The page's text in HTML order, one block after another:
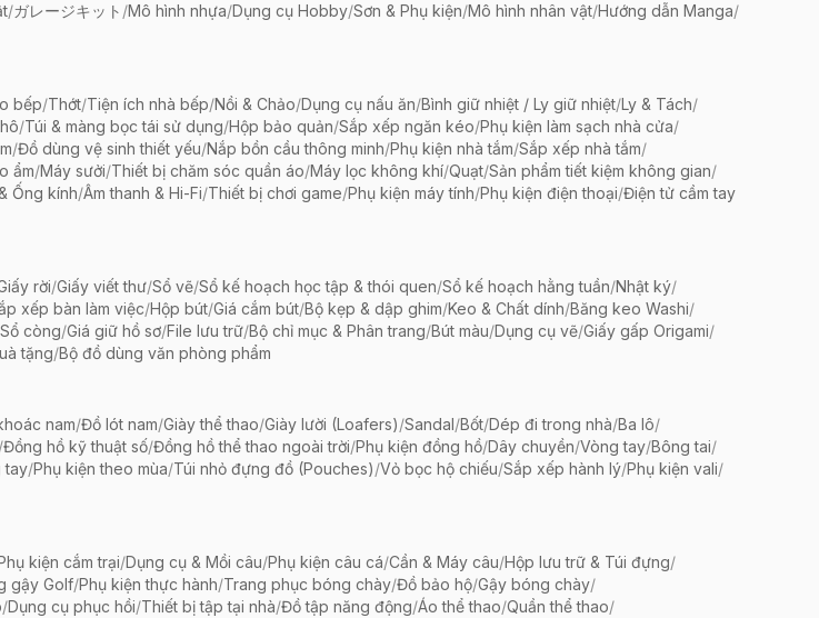
/ガレージキット /Mô hình nhựa/Dụng cụ Hobby/Sơn & Phụ kiện/Mô hình nhân vật/Hướng dẫn Manga/
bếp/Thớt/Tiện ích nhà bếp/Nồi & Chảo/Dụng cụ nấu ăn/Bình giữ nhiệt / Ly giữ nhiệt/Ly & Tách/
/Túi & màng bọc tái sử dụng/Hộp bảo quản/Sắp xếp ngăn kéo/Phụ kiện làm sạch nhà cửa/
/Đồ dùng vệ sinh thiết yếu/Nắp bồn cầu thông minh/Phụ kiện nhà tắm/Sắp xếp nhà tắm/
ẩm/Máy sưởi/Thiết bị chăm sóc quần áo/Máy lọc không khí/Quạt/Sản phẩm tiết kiệm không gian/
Ống kính/Âm thanh & Hi-Fi/Thiết bị chơi game/Phụ kiện máy tính/Phụ kiện điện thoại/Điện tử cầm tay
rời/Giấy viết thư/Sổ vẽ/Sổ kế hoạch học tập & thói quen/Sổ kế hoạch hằng tuần/Nhật ký/
xếp bàn làm việc/Hộp bút/Giá cắm bút/Bộ kẹp & dập ghim/Keo & Chất dính/Băng keo Washi/
Sổ còng/Giá giữ hồ sơ/File lưu trữ/Bộ chỉ mục & Phân trang/Bút màu/Dụng cụ vẽ/Giấy gấp Origami/
tặng/Bộ đồ dùng văn phòng phẩm
nam/Đồ lót nam/Giày thể thao/Giày lười (Loafers)/Sandal/Bốt/Dép đi trong nhà/Ba lô/
/Đồng hồ kỹ thuật số/Đồng hồ thể thao ngoài trời/Phụ kiện đồng hồ/Dây chuyền/Vòng tay/Bông tai/
tay/Phụ kiện theo mùa/Túi nhỏ đựng đồ (Pouches)/Vỏ bọc hộ chiếu/Sắp xếp hành lý/Phụ kiện vali/
kiện cắm trại/Dụng cụ & Mồi câu/Phụ kiện câu cá/Cần & Máy câu/Hộp lưu trữ & Túi đựng/
gậy Golf/Phụ kiện thực hành/Trang phục bóng chày/Đồ bảo hộ/Gậy bóng chày/
/Dụng cụ phục hồi/Thiết bị tập tại nhà/Đồ tập năng động/Áo thể thao/Quần thể thao/